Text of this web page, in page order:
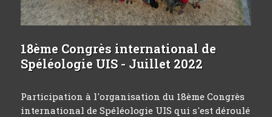
18ème Congrès international de
Spéléologie UIS - Juillet 2022
Participation à l'organisation du 18ème Congrès
international de Spéléologie UIS qui s'est déroulé